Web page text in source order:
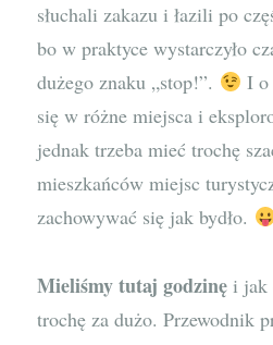
słuchali zakazu i łazili po
bo w praktyce wystarczyło
dużego znaku „stop!”.
I o
się w różne miejsca i
jednak trzeba mieć trochę
mieszkańców miejsc
zachowywać się jak bydło.
Mieliśmy tutaj godzinę i jak
trochę za dużo. Przewodnik